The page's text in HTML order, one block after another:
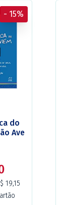
do
Ave
19,15
- 15%